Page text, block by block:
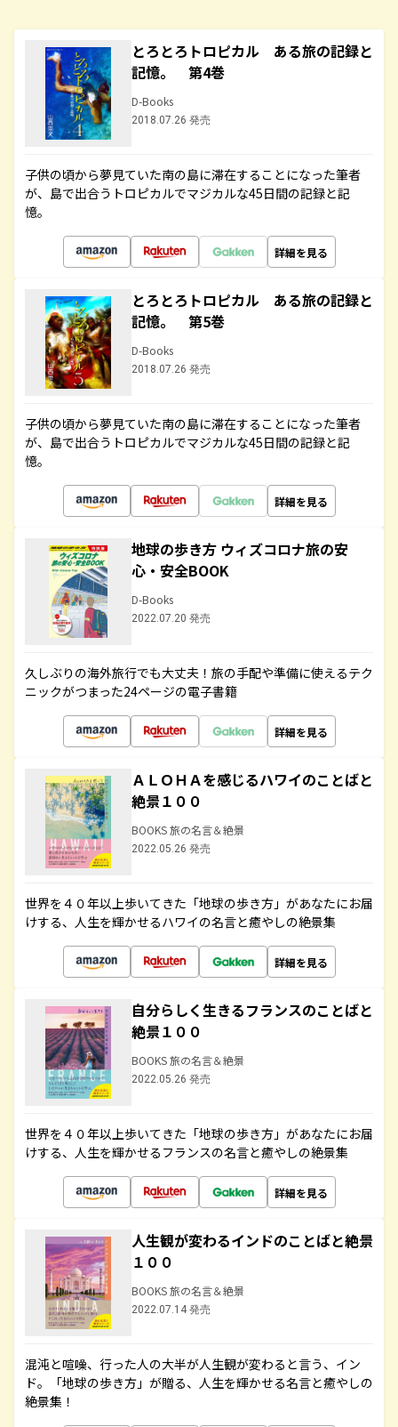
とろとろトロピカル ある旅の記録と
記憶。 第4巻
D-Books
2018.07.26 発売
子供の頃から夢見ていた南の島に滞在することになった筆者
が、島で出合うトロピカルでマジカルな45日間の記録と記
憶。
詳細を見る
とろとろトロピカル ある旅の記録と
記憶。 第5巻
D-Books
2018.07.26 発売
子供の頃から夢見ていた南の島に滞在することになった筆者
が、島で出合うトロピカルでマジカルな45日間の記録と記
憶。
詳細を見る
地球の歩き方 ウィズコロナ旅の安
心・安全BOOK
D-Books
2022.07.20 発売
久しぶりの海外旅行でも大丈夫！旅の手配や準備に使えるテク
ニックがつまった24ページの電子書籍
詳細を見る
ＡＬＯＨＡを感じるハワイのことばと
絶景１００
BOOKS 旅の名言＆絶景
2022.05.26 発売
世界を４０年以上歩いてきた「地球の歩き方」があなたにお届
けする、人生を輝かせるハワイの名言と癒やしの絶景集
詳細を見る
自分らしく生きるフランスのことばと
絶景１００
BOOKS 旅の名言＆絶景
2022.05.26 発売
世界を４０年以上歩いてきた「地球の歩き方」があなたにお届
けする、人生を輝かせるフランスの名言と癒やしの絶景集
詳細を見る
人生観が変わるインドのことばと絶景
１００
BOOKS 旅の名言＆絶景
2022.07.14 発売
混沌と喧噪、行った人の大半が人生観が変わると言う、イン
ド。「地球の歩き方」が贈る、人生を輝かせる名言と癒やしの
絶景集！